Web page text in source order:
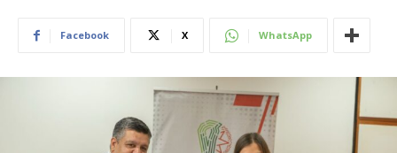
Facebook X WhatsApp